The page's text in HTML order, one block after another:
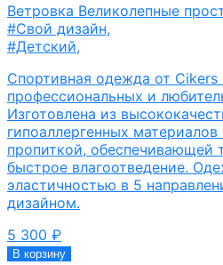
Ветровка Великолепные
#Свой дизайн,
#Детский,
Спортивная одежда от Cikers
профессиональных и
Изготовлена из
гипоаллергенных
пропиткой, обеспечивающей
быстрое влагоотведение.
эластичностью в 5
дизайном.
5 300 ₽
В корзину